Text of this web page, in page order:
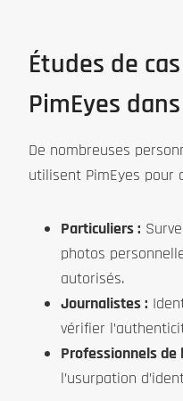
Études de
PimEyes
De nombreuses
utilisent PimEyes pour
Particuliers :
photos
autorisés.
Journalistes :
vérifier
Professionnels de
l’usurpation